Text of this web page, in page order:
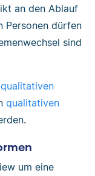
an den Ablauf
Personen dürfen
sind
qualitativen
qualitativen
um eine